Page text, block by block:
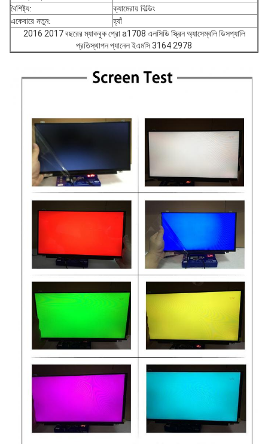
বৈশিষ্ট্য:
ক্যামেরায় বিল্ডিং
একেবারে নতুন:
হ্যাঁ
2016 2017 বছরের ম্যাকবুক প্রো a1708 এলসিডি স্ক্রিন অ্যাসেম্বলি ডিসপ্যালি
প্রতিস্থাপন প্যানেল ইএমসি 3164 2978